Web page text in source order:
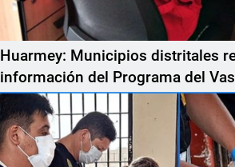
Huarmey: Municipios distritales
información del Programa del